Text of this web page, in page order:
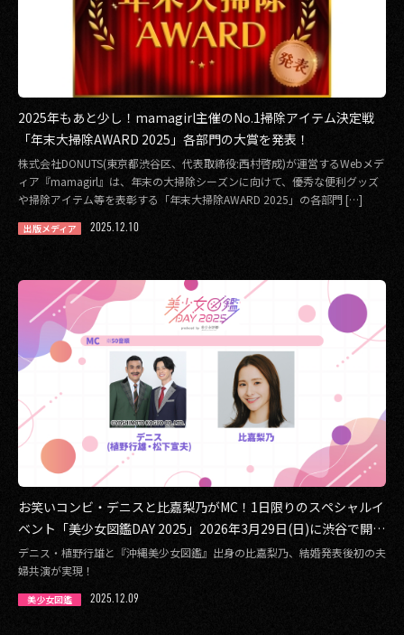
2025年もあと少し！mamagirl主催のNo.1掃除アイテム決定戦
「年末大掃除AWARD 2025」各部門の大賞を発表！
株式会社DONUTS(東京都渋谷区、代表取締役:西村啓成)が運営するWebメデ
ィア『mamagirl』は、年末の大掃除シーズンに向けて、優秀な便利グッズ
や掃除アイテム等を表彰する「年末大掃除AWARD 2025」の各部門 […]
出版メディア 2025.12.10
お笑いコンビ・デニスと比嘉梨乃がMC！1日限りのスペシャルイ
ベント「美少女図鑑DAY 2025」2026年3月29日(日)に渋谷で開催
決定
デニス・植野行雄と『沖縄美少女図鑑』出身の比嘉梨乃、結婚発表後初の夫
婦共演が実現！
美少女図鑑 2025.12.09